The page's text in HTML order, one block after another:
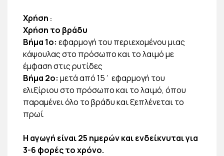
Χρήση :
Χρήση το βράδυ
Βήμα 1ο: εφαρμογή του περιεχομένου μιας
κάψουλας στο πρόσωπο και το λαιμό με
έμφαση στις ρυτίδες
Βήμα 2ο: μετά από 15΄ εφαρμογή του
ελιξίριου στο πρόσωπο και το λαιμό, όπου
παραμένει όλο το βράδυ και ξεπλένεται το
πρωί
Η αγωγή είναι 25 ημερών και ενδείκνυται για
3-6 φορές το χρόνο.